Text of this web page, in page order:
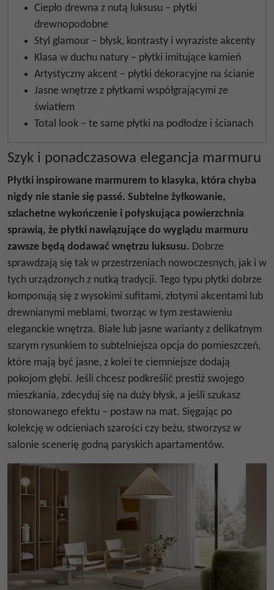
Ciepło drewna z nutą luksusu – płytki
drewnopodobne
Styl glamour – błysk, kontrasty i wyraziste akcenty
Klasa w duchu natury – płytki imitujące kamień
Artystyczny akcent – płytki dekoracyjne na ścianie
Jasne wnętrze z płytkami współgrającymi ze
światłem
Total look – te same płytki na podłodze i ścianach
Szyk i ponadczasowa elegancja marmuru
Płytki inspirowane marmurem to klasyka, która chyba
nigdy nie stanie się passé. Subtelne żyłkowanie,
szlachetne wykończenie i połyskująca powierzchnia
sprawią, że płytki nawiązujące do wyglądu marmuru
zawsze będą dodawać wnętrzu luksusu. Dobrze
sprawdzają się tak w przestrzeniach nowoczesnych, jak i w
tych urządzonych z nutką tradycji. Tego typu płytki dobrze
komponują się z wysokimi sufitami, złotymi akcentami lub
drewnianymi meblami, tworząc w tym zestawieniu
eleganckie wnętrza. Białe lub jasne warianty z delikatnym
szarym rysunkiem to subtelniejsza opcja do pomieszczeń,
które mają być jasne, z kolei te ciemniejsze dodają
pokojom głębi. Jeśli chcesz podkreślić prestiż swojego
mieszkania, zdecyduj się na duży błysk, a jeśli szukasz
stonowanego efektu – postaw na mat. Sięgając po
kolekcję w odcieniach szarości czy beżu, stworzysz w
salonie scenerię godną paryskich apartamentów.